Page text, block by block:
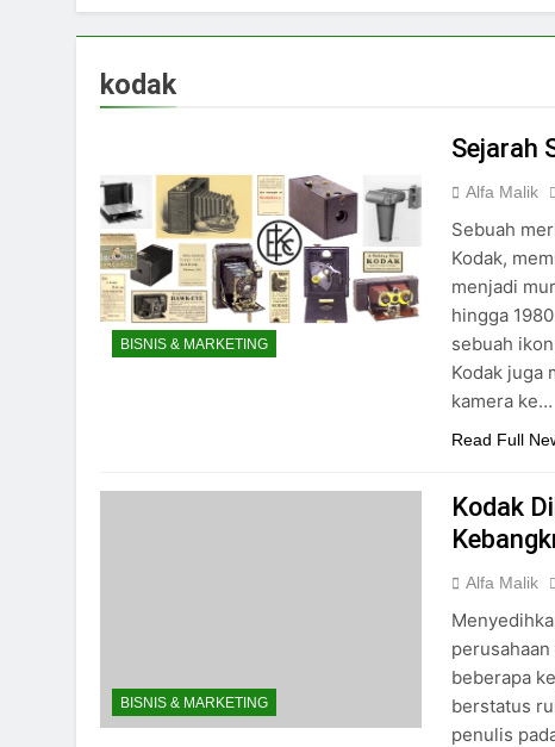
kodak
BISNIS & MARKETING
Sejarah
Alfa Malik
Sebuah
Kodak,
menjadi
hingga
sebuah
Kodak juga
kamera ke…
Read Full
BISNIS & MARKETING
Kodak
Alfa Malik
beberapa
berstatus
penulis